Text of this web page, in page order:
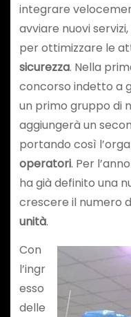
integrare
avviare nuovi
per ottimizzare le
sicurezza. Nella
concorso indetto a
un primo gruppo di
aggiungerà un
portando così
operatori. Per
ha già definito una
crescere il numero
unità.
Con
l’ingr
esso
delle